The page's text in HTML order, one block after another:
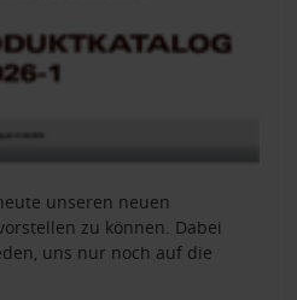
unseren neuen
zu können. Dabei
uns nur noch auf die